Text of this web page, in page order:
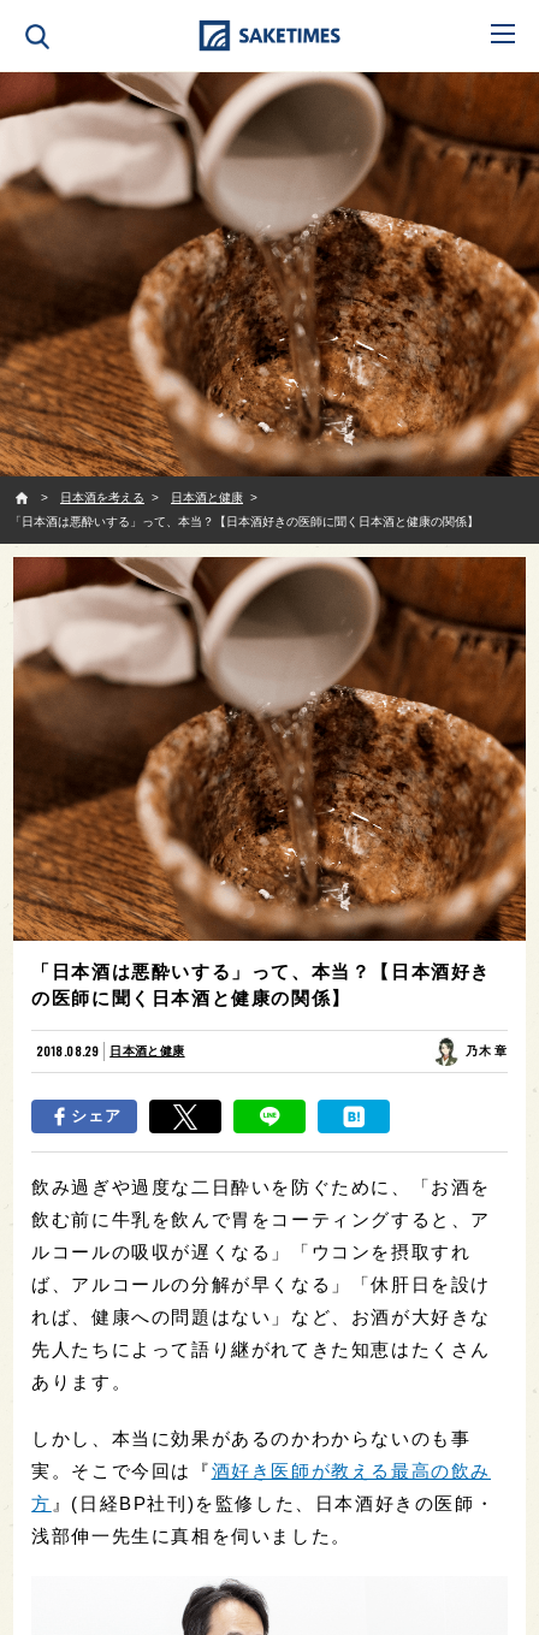
日本酒を考える
日本酒と健康
「日本酒は悪酔いする」って、本当？【日本酒好きの医師に聞く日本酒と健康の関係】
「日本酒は悪酔いする」って、本当？【日本酒好き
の医師に聞く日本酒と健康の関係】
2018.08.29 日本酒と健康 乃木 章
シェア
飲み過ぎや過度な二日酔いを防ぐために、「お酒を
飲む前に牛乳を飲んで胃をコーティングすると、ア
ルコールの吸収が遅くなる」「ウコンを摂取すれ
ば、アルコールの分解が早くなる」「休肝日を設け
れば、健康への問題はない」など、お酒が大好きな
先人たちによって語り継がれてきた知恵はたくさん
あります。
しかし、本当に効果があるのかわからないのも事
実。そこで今回は『酒好き医師が教える最高の飲み
方 』(日経BP社刊)を監修した、日本酒好きの医師・
浅部伸一先生に真相を伺いました。